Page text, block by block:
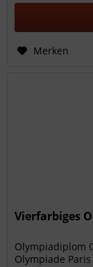
Merken
Vierfarbiges
Olympiadiplom
Olympiade